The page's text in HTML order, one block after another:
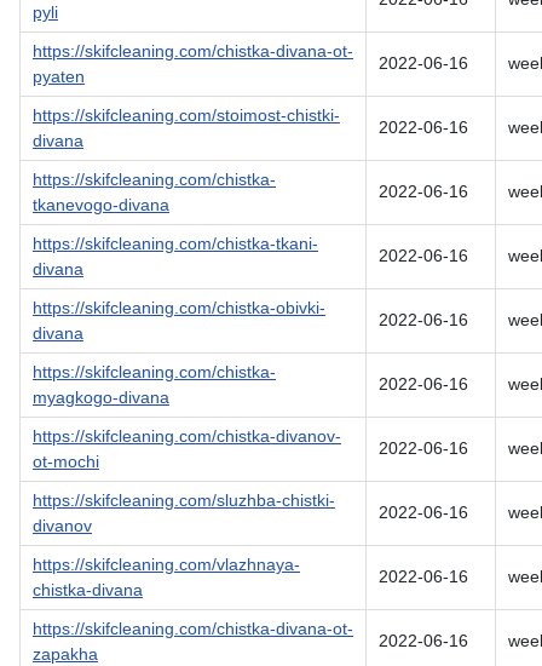
pyli
https://skifcleaning.com/chistka-divana-ot-
pyaten
2022-06-16
https://skifcleaning.com/stoimost-chistki-
divana
2022-06-16
https://skifcleaning.com/chistka-
tkanevogo-divana
2022-06-16
https://skifcleaning.com/chistka-tkani-
divana
2022-06-16
https://skifcleaning.com/chistka-obivki-
divana
2022-06-16
https://skifcleaning.com/chistka-
myagkogo-divana
2022-06-16
https://skifcleaning.com/chistka-divanov-
ot-mochi
2022-06-16
https://skifcleaning.com/sluzhba-chistki-
divanov
2022-06-16
https://skifcleaning.com/vlazhnaya-
chistka-divana
2022-06-16
https://skifcleaning.com/chistka-divana-ot-
zapakha
2022-06-16